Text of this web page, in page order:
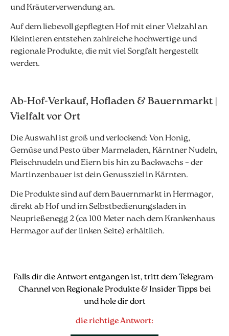
und Kräuterverwendung an.
Auf dem liebevoll gepflegten Hof mit einer Vielzahl an
Kleintieren entstehen zahlreiche hochwertige und
regionale Produkte, die mit viel Sorgfalt hergestellt
werden.
Ab-Hof-Verkauf, Hofladen & Bauernmarkt |
Vielfalt vor Ort
Die Auswahl ist groß und verlockend: Von Honig,
Gemüse und Pesto über Marmeladen, Kärntner Nudeln,
Fleischnudeln und Eiern bis hin zu Backwachs – der
Martinzenbauer ist dein Genussziel in Kärnten.
Die Produkte sind auf dem Bauernmarkt in Hermagor,
direkt ab Hof und im Selbstbedienungsladen in
Neuprießenegg 2 (ca 100 Meter nach dem Krankenhaus
Hermagor auf der linken Seite) erhältlich.
Falls dir die Antwort entgangen ist, tritt dem Telegram-
Channel von Regionale Produkte & Insider Tipps bei
und hole dir dort
die richtige Antwort: